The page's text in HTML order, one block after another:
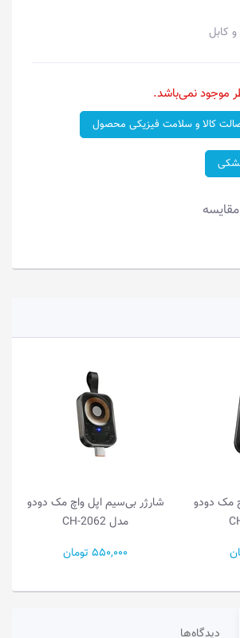
و کابل
موجود نمی‌باشد.
کالا و سلامت فیزیکی محصول
مقایسه
مک دودو
شارژر بی‌سیم اپل واچ مک دودو
مدل CH-2062
550,000 تومان
دیدگاه‌ها